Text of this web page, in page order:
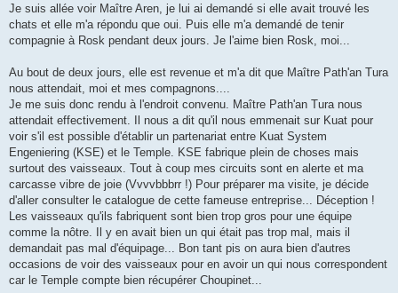
Je suis allée voir Maître Aren, je lui ai demandé si elle avait trouvé les
chats et elle m'a répondu que oui. Puis elle m'a demandé de tenir
compagnie à Rosk pendant deux jours. Je l'aime bien Rosk, moi...
Au bout de deux jours, elle est revenue et m'a dit que Maître Path'an Tura
nous attendait, moi et mes compagnons....
Je me suis donc rendu à l'endroit convenu. Maître Path'an Tura nous
attendait effectivement. Il nous a dit qu'il nous emmenait sur Kuat pour
voir s'il est possible d'établir un partenariat entre Kuat System
Engeniering (KSE) et le Temple. KSE fabrique plein de choses mais
surtout des vaisseaux. Tout à coup mes circuits sont en alerte et ma
carcasse vibre de joie (Vvvvbbbrr !) Pour préparer ma visite, je décide
d'aller consulter le catalogue de cette fameuse entreprise... Déception !
Les vaisseaux qu'ils fabriquent sont bien trop gros pour une équipe
comme la nôtre. Il y en avait bien un qui était pas trop mal, mais il
demandait pas mal d'équipage... Bon tant pis on aura bien d'autres
occasions de voir des vaisseaux pour en avoir un qui nous correspondent
car le Temple compte bien récupérer Choupinet...